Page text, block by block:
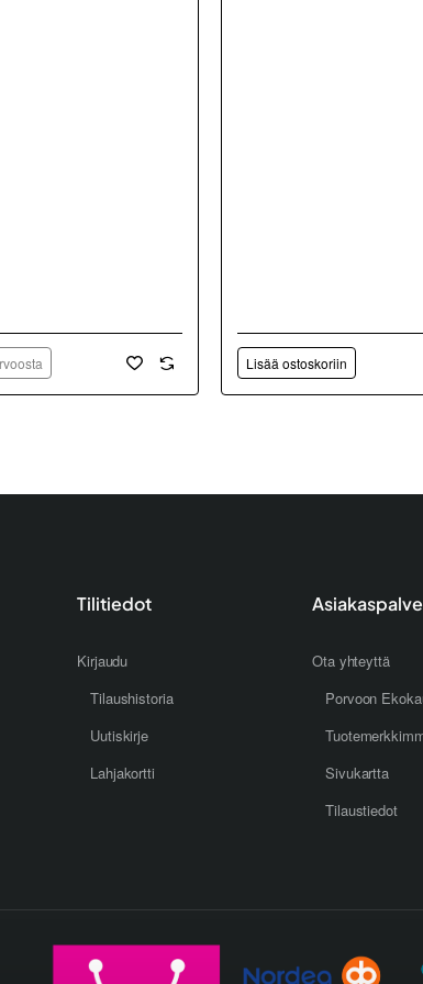
Lisää ostoskoriin
Tilitiedot
Kirjaudu
Tilaushistoria
Uutiskirje
Lahjakortti
Ota yhteyttä
Porvoon
Sivukartta
Tilaustiedot